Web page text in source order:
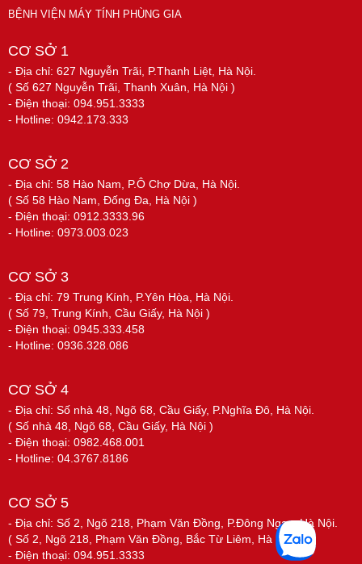
BỆNH VIỆN MÁY TÍNH PHÙNG GIA
CƠ SỞ 1
- Địa chỉ: 627 Nguyễn Trãi, P.Thanh Liệt, Hà Nội.
( Số 627 Nguyễn Trãi, Thanh Xuân, Hà Nội )
- Điện thoại: 094.951.3333
- Hotline: 0942.173.333
CƠ SỞ 2
- Địa chỉ: 58 Hào Nam, P.Ô Chợ Dừa, Hà Nội.
( Số 58 Hào Nam, Đống Đa, Hà Nội )
- Điện thoại: 0912.3333.96
- Hotline: 0973.003.023
CƠ SỞ 3
- Địa chỉ: 79 Trung Kính, P.Yên Hòa, Hà Nội.
( Số 79, Trung Kính, Cầu Giấy, Hà Nội )
- Điện thoại: 0945.333.458
- Hotline: 0936.328.086
CƠ SỞ 4
- Địa chỉ: Số nhà 48, Ngõ 68, Cầu Giấy, P.Nghĩa Đô, Hà Nội.
( Số nhà 48, Ngõ 68, Cầu Giấy, Hà Nội )
- Điện thoại: 0982.468.001
- Hotline: 04.3767.8186
CƠ SỞ 5
- Địa chỉ: Số 2, Ngõ 218, Phạm Văn Đồng, P.Đông Ngạc, Hà Nội.
( Số 2, Ngõ 218, Phạm Văn Đồng, Bắc Từ Liêm, Hà Nội )
- Điện thoại: 094.951.3333